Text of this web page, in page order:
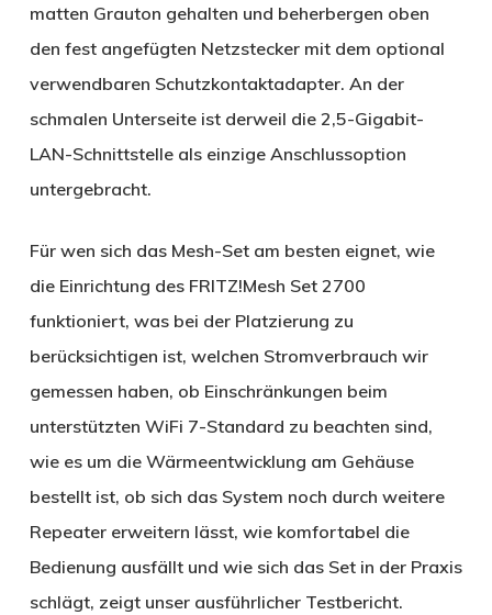
matten Grauton gehalten und beherbergen oben
den fest angefügten Netzstecker mit dem optional
verwendbaren Schutzkontaktadapter. An der
schmalen Unterseite ist derweil die 2,5-Gigabit-
LAN-Schnittstelle als einzige Anschlussoption
untergebracht.
Für wen sich das Mesh-Set am besten eignet, wie
die Einrichtung des FRITZ!Mesh Set 2700
funktioniert, was bei der Platzierung zu
berücksichtigen ist, welchen Stromverbrauch wir
gemessen haben, ob Einschränkungen beim
unterstützten WiFi 7-Standard zu beachten sind,
wie es um die Wärmeentwicklung am Gehäuse
bestellt ist, ob sich das System noch durch weitere
Repeater erweitern lässt, wie komfortabel die
Bedienung ausfällt und wie sich das Set in der Praxis
schlägt, zeigt unser ausführlicher Testbericht.